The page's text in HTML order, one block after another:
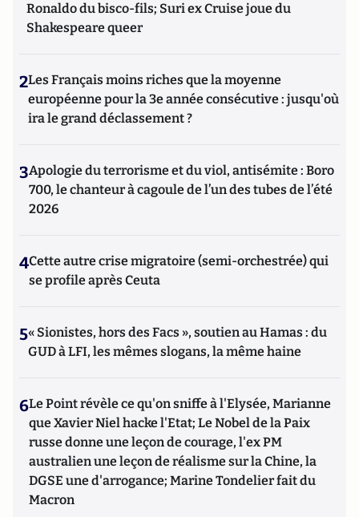
Ronaldo du bisco-fils; Suri ex Cruise joue du
Shakespeare queer
2Les Français moins riches que la moyenne
européenne pour la 3e année consécutive : jusqu'où
ira le grand déclassement ?
3Apologie du terrorisme et du viol, antisémite : Boro
700, le chanteur à cagoule de l’un des tubes de l’été
2026
4Cette autre crise migratoire (semi-orchestrée) qui
se profile après Ceuta
5« Sionistes, hors des Facs », soutien au Hamas : du
GUD à LFI, les mêmes slogans, la même haine
6Le Point révèle ce qu'on sniffe à l'Elysée, Marianne
que Xavier Niel hacke l'Etat; Le Nobel de la Paix
russe donne une leçon de courage, l'ex PM
australien une leçon de réalisme sur la Chine, la
DGSE une d'arrogance; Marine Tondelier fait du
Macron